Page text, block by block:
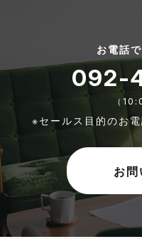
お電話
092-
（
※セールス目的のお
お